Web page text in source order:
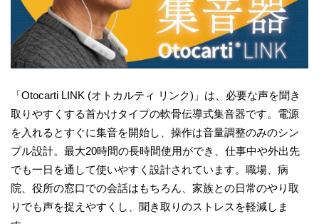
「Otocarti LINK (オトカルティ リンク)」は、必要な声を聞き
取りやすくする首かけタイプの軟骨伝導式集音器です。電源
を入れるとすぐに集音を開始し、操作は音量調整のみのシン
プル設計。最大20時間の長時間使用ができ、仕事中や外出先
でも一日を通して使いやすく設計されています。職場、病
院、役所の窓口での会話はもちろん、家族との日常のやり取
りでも声を捉えやすくし、聞き取りのストレスを軽減しま